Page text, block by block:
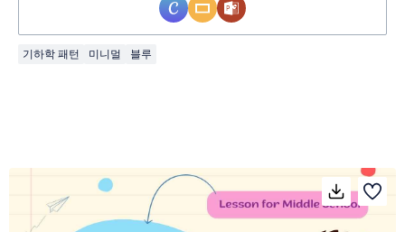
기하학 패턴 미니멀 블루